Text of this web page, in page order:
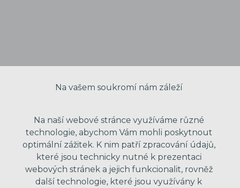
VAŠE JMÉNO
Na vašem soukromí nám záleží
Na naší webové stránce využíváme různé
technologie, abychom Vám mohli poskytnout
optimální zážitek. K nim patří zpracování údajů,
které jsou technicky nutné k prezentaci
webových stránek a jejich funkcionalit, rovněž
další technologie, které jsou využívány k